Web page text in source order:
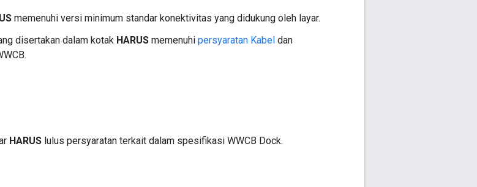
memenuhi versi minimum standar konektivitas yang didukung oleh layar.
disertakan dalam kotak HARUS memenuhi persyaratan Kabel dan
HARUS lulus persyaratan terkait dalam spesifikasi WWCB Dock.